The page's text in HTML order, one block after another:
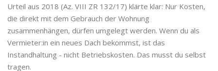
Urteil aus 2018 (Az. VIII ZR 132/17) klärte klar: Nur Kosten,
die direkt mit dem Gebrauch der Wohnung
zusammenhängen, dürfen umgelegt werden. Wenn du als
Vermieter:in ein neues Dach bekommst, ist das
Instandhaltung - nicht Betriebskosten. Das musst du selbst
tragen.